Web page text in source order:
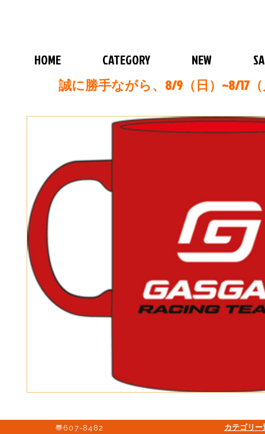
HOME CATEGORY NEW
誠に勝手ながら、8/9（日）~8/17
〠607-8482
カテゴリ